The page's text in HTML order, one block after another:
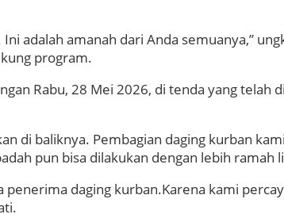
adalah amanah dari Anda semuanya,”
program.
Rabu, 28 Mei 2026, di tenda yang telah
di baliknya. Pembagian daging kurban
pun bisa dilakukan dengan lebih ramah
daging kurban.Karena kami